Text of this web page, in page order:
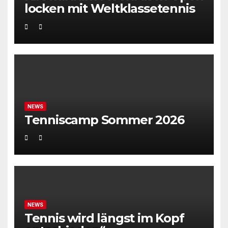
locken mit Weltklassetennis
NEWS
Tenniscamp Sommer 2026
NEWS
Tennis wird längst im Kopf